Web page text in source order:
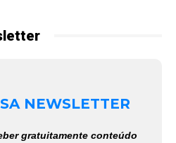
NEWSLETTER
gratuitamente conteúdo